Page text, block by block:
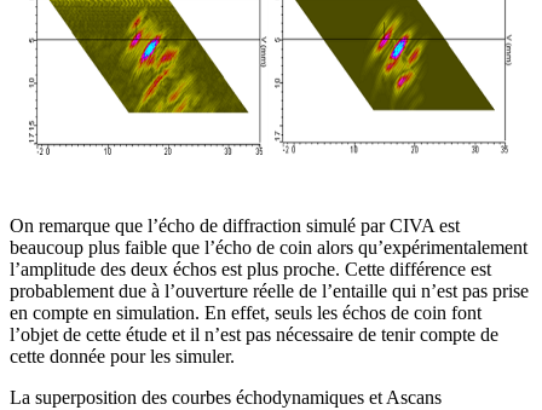
On remarque que l’écho de diffraction simulé par CIVA est
beaucoup plus faible que l’écho de coin alors qu’expérimentalement
l’amplitude des deux échos est plus proche. Cette différence est
probablement due à l’ouverture réelle de l’entaille qui n’est pas prise
en compte en simulation. En effet, seuls les échos de coin font
l’objet de cette étude et il n’est pas nécessaire de tenir compte de
cette donnée pour les simuler.
La superposition des courbes échodynamiques et Ascans